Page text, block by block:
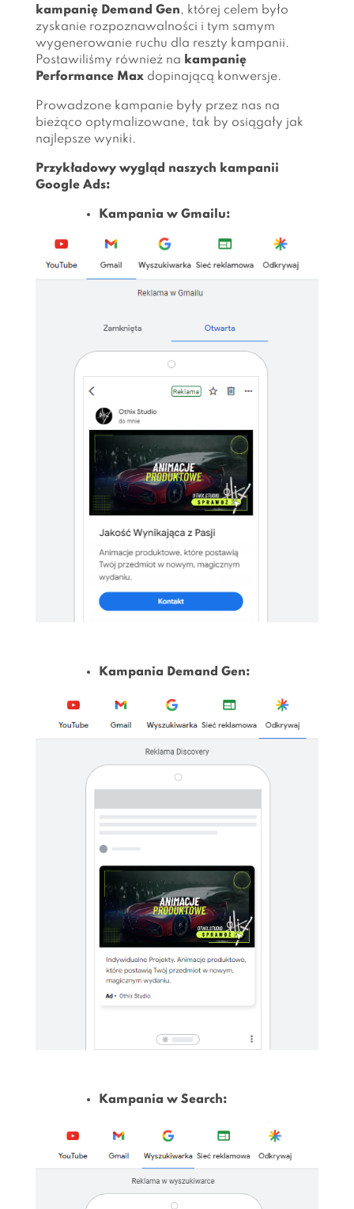
kampanię Demand Gen, której celem było
zyskanie rozpoznawalności i tym samym
wygenerowanie ruchu dla reszty kampanii.
Postawiliśmy również na kampanię
Performance Max dopinającą konwersje.
Prowadzone kampanie były przez nas na
bieżąco optymalizowane, tak by osiągały jak
najlepsze wyniki.
Przykładowy wygląd naszych kampanii
Google Ads:
Kampania w Gmailu:
Kampania Demand Gen:
Kampania w Search: